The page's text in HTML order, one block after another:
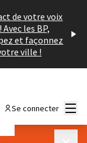
de votre voix
les BP,
et façonnez
ville !
Se connecter